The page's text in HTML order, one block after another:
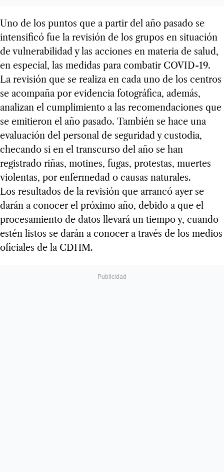
Uno de los puntos que a partir del año pasado se
intensificó fue la revisión de los grupos en situación
de vulnerabilidad y las acciones en materia de salud,
en especial, las medidas para combatir COVID-19.
La revisión que se realiza en cada uno de los centros
se acompaña por evidencia fotográfica, además,
analizan el cumplimiento a las recomendaciones que
se emitieron el año pasado. También se hace una
evaluación del personal de seguridad y custodia,
checando si en el transcurso del año se han
registrado riñas, motines, fugas, protestas, muertes
violentas, por enfermedad o causas naturales.
Los resultados de la revisión que arrancó ayer se
darán a conocer el próximo año, debido a que el
procesamiento de datos llevará un tiempo y, cuando
estén listos se darán a conocer a través de los medios
oficiales de la CDHM.